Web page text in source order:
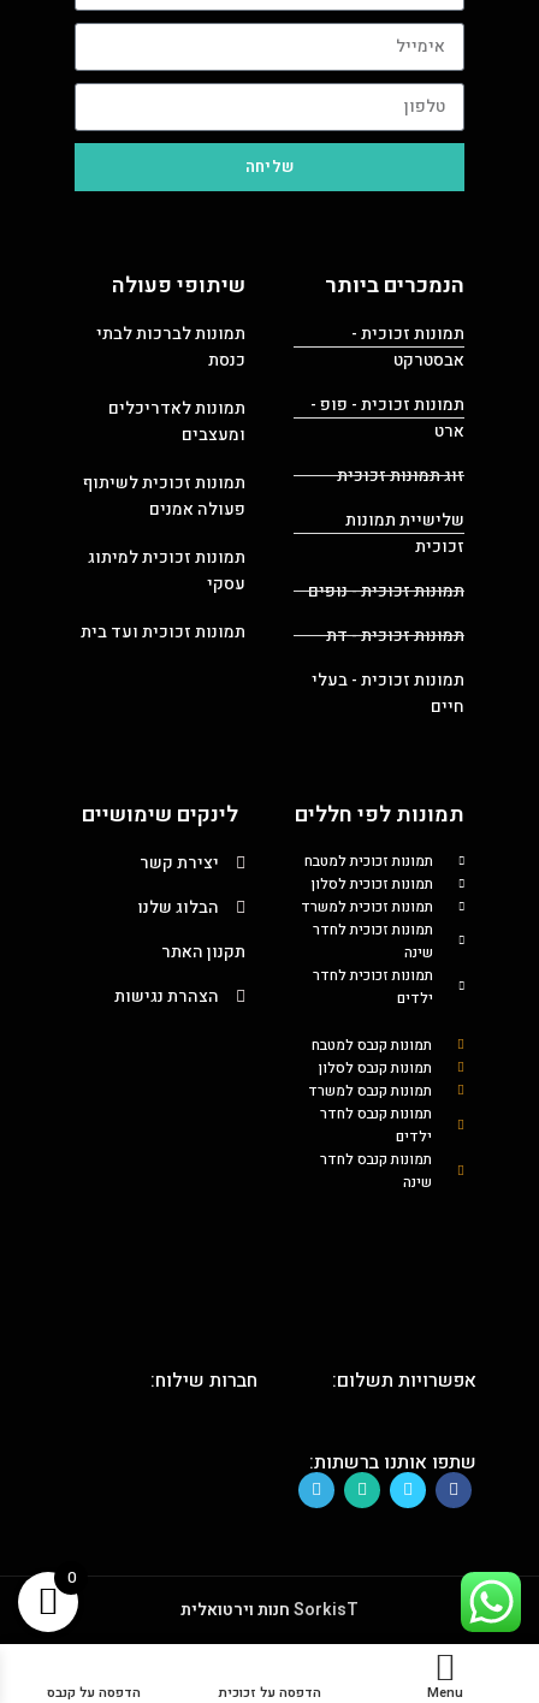
שליחה
הנמכרים ביותר
תמונות זכוכית -
אבסטרקט
תמונות זכוכית - פופ -
ארט
זוג תמונות זכוכית
שלישיית תמונות
זכוכית
תמונות זכוכית - נופים
תמונות זכוכית - דת
תמונות זכוכית - בעלי
חיים
שיתופי פעולה
תמונות לברכות לבתי
כנסת
תמונות לאדריכלים
ומעצבים
תמונות זכוכית לשיתוף
פעולה אמנים
תמונות זכוכית למיתוג
עסקי
תמונות זכוכית ועד בית
תמונות לפי חללים
תמונות זכוכית למטבח
תמונות זכוכית לסלון
תמונות זכוכית למשרד
תמונות זכוכית לחדר
שינה
תמונות זכוכית לחדר
ילדים
תמונות קנבס למטבח
תמונות קנבס לסלון
תמונות קנבס למשרד
תמונות קנבס לחדר
ילדים
תמונות קנבס לחדר
שינה
לינקים שימושיים
יצירת קשר
הבלוג שלנו
תקנון האתר
הצהרת נגישות
אפשרויות תשלום: חברות שילוח:
שתפו אותנו ברשתות:
SorkisTחנות וירטואלית
0
Menu הדפסה על זכוכית הדפסה על קנבס